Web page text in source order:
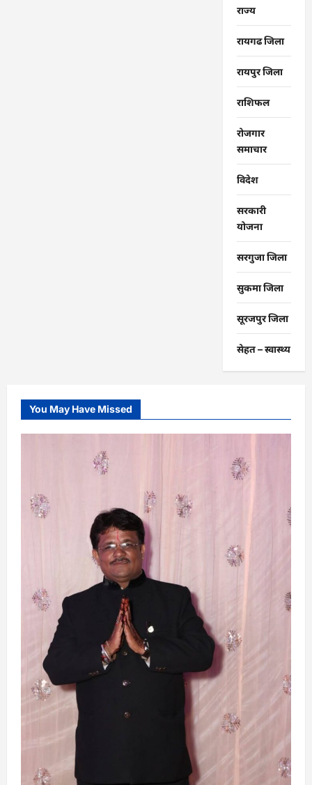
राज्‍य
रायगढ जिला
रायपुर जिला
राशिफल
रोजगार
समाचार
विदेश
सरकारी
योजना
सरगुजा जिला
सुकमा जिला
सूरजपुर जिला
सेहत – स्‍वास्‍थ्‍य
You May Have Missed